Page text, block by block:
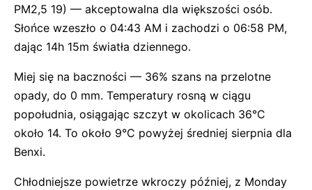
PM2,5 19) — akceptowalna dla większości osób.
Słońce wzeszło o 04:43 AM i zachodzi o 06:58 PM,
dając 14h 15m światła dziennego.
Miej się na baczności — 36% szans na przelotne
opady, do 0 mm. Temperatury rosną w ciągu
popołudnia, osiągając szczyt w okolicach 36°C
około 14. To około 9°C powyżej średniej sierpnia dla
Benxi.
Chłodniejsze powietrze wkroczy później, z Monday